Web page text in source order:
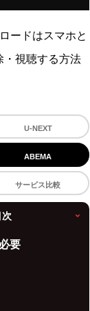
ードはスマホと
・視聴する方法
U-NEXT
ABEMA
サービス比較
要